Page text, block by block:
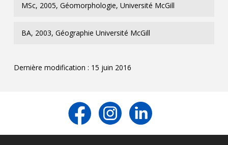
MSc, 2005, Géomorphologie, Université McGill
BA, 2003, Géographie Université McGill
Dernière modification : 15 juin 2016